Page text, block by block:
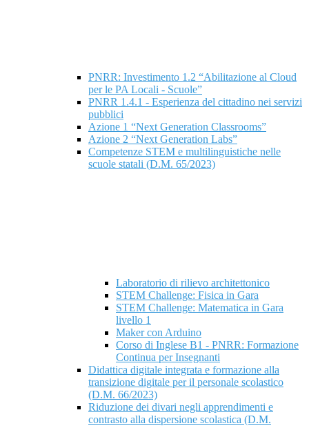
PNRR: Investimento 1.2 “Abilitazione al Cloud
per le PA Locali - Scuole”
PNRR 1.4.1 - Esperienza del cittadino nei servizi
pubblici
Azione 1 “Next Generation Classrooms”
Azione 2 “Next Generation Labs”
Competenze STEM e multilinguistiche nelle
scuole statali (D.M. 65/2023)
Laboratorio di rilievo architettonico
STEM Challenge: Fisica in Gara
STEM Challenge: Matematica in Gara
livello 1
Maker con Arduino
Corso di Inglese B1 - PNRR: Formazione
Continua per Insegnanti
Didattica digitale integrata e formazione alla
transizione digitale per il personale scolastico
(D.M. 66/2023)
Riduzione dei divari negli apprendimenti e
contrasto alla dispersione scolastica (D.M.